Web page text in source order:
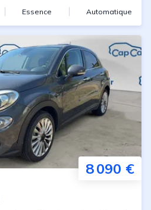
Essence Automatique
8 090 €